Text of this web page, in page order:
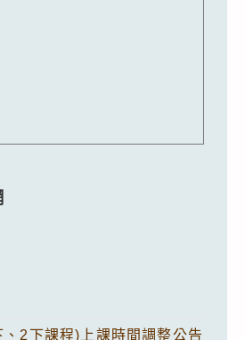
2下課程)上課時間調整公告